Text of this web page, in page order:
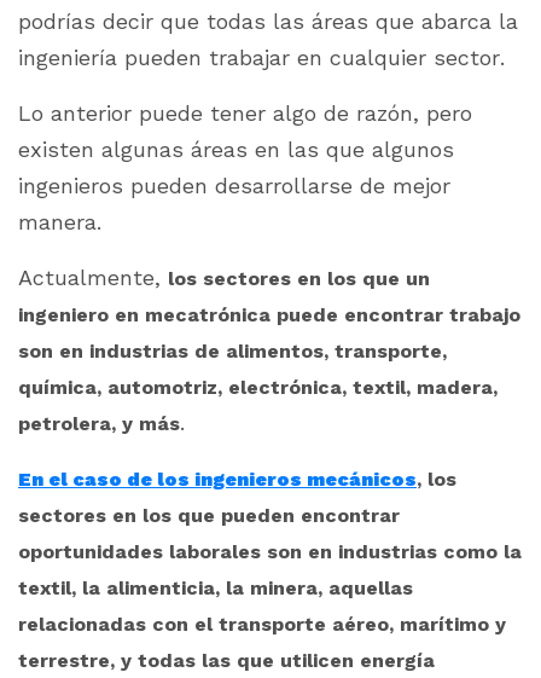
podrías decir que todas las áreas que abarca la
ingeniería pueden trabajar en cualquier sector.
Lo anterior puede tener algo de razón, pero
existen algunas áreas en las que algunos
ingenieros pueden desarrollarse de mejor
manera.
Actualmente, los sectores en los que un
ingeniero en mecatrónica puede encontrar trabajo
son en industrias de alimentos, transporte,
química, automotriz, electrónica, textil, madera,
petrolera, y más.
En el caso de los ingenieros mecánicos, los
sectores en los que pueden encontrar
oportunidades laborales son en industrias como la
textil, la alimenticia, la minera, aquellas
relacionadas con el transporte aéreo, marítimo y
terrestre, y todas las que utilicen energía